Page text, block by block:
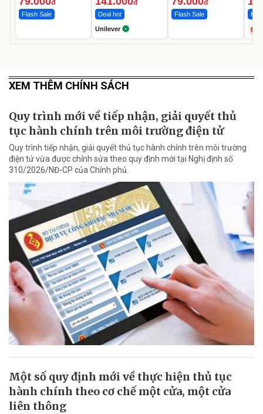
đ
Flash Sale
đ
Deal hot
Unilever
đ
Flash Sale Hot
XEM THÊM CHÍNH SÁCH
Quy trình mới về tiếp nhận, giải quyết thủ
tục hành chính trên môi trường điện tử
Quy trình tiếp nhận, giải quyết thủ tục hành chính trên môi trường
điện tử vừa được chỉnh sửa theo quy định mới tại Nghị định số
310/2026/NĐ-CP của Chính phủ.
Một số quy định mới về thực hiện thủ tục
hành chính theo cơ chế một cửa, một cửa
liên thông